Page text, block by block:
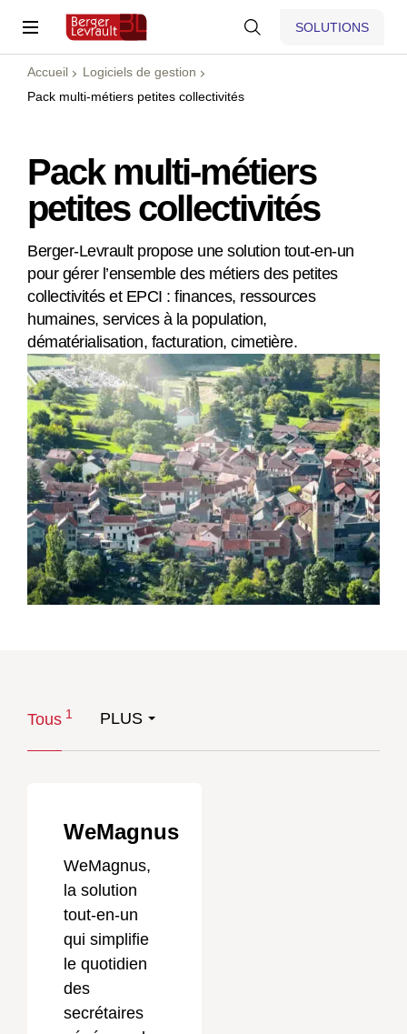
SOLUTIONS
Accueil
Logiciels de gestion
Pack multi-métiers petites collectivités
Pack multi-métiers
petites collectivités
Berger-Levrault propose une solution tout-en-un
pour gérer l’ensemble des métiers des petites
collectivités et EPCI : finances, ressources
humaines, services à la population,
dématérialisation, facturation, cimetière.
Tous 1 PLUS
WeMagnus
WeMagnus,
la solution
tout-en-un
qui simplifie
le quotidien
des
secrétaires